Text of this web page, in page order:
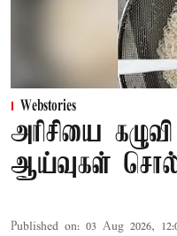
Webstories
அரிசியை
ஆய்வுகள்
Published on: 03 Aug 2026,